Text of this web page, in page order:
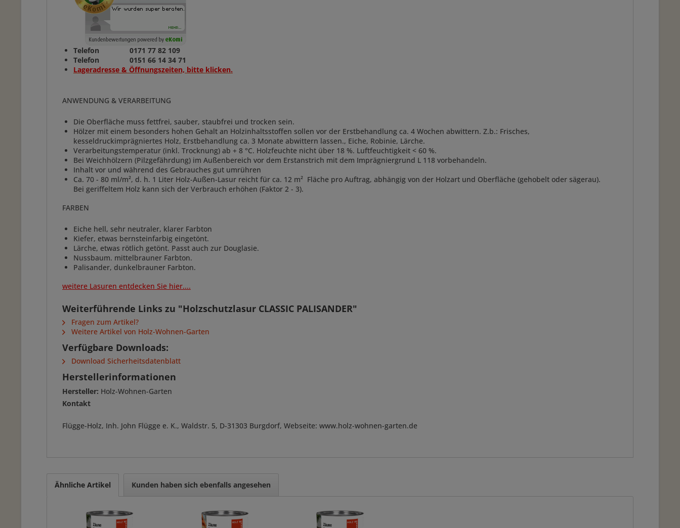
Telefon 0171 77 82 109
Telefon 0151 66 14 34 71
Lageradresse & Öffnungszeiten, bitte klicken.
ANWENDUNG & VERARBEITUNG
Die Oberfläche muss fettfrei, sauber, staubfrei und trocken sein.
Hölzer mit einem besonders hohen Gehalt an Holzinhaltsstoffen sollen vor der Erstbehandlung ca. 4 Wochen abwittern. Z.b.: Frisches,
kesseldruckimprägniertes Holz, Erstbehandlung ca. 3 Monate abwittern lassen., Eiche, Robinie, Lärche.
Verarbeitungstemperatur (inkl. Trocknung) ab + 8 °C. Holzfeuchte nicht über 18 %. Luftfeuchtigkeit < 60 %.
Bei Weichhölzern (Pilzgefährdung) im Außenbereich vor dem Erstanstrich mit dem Imprägniergrund L 118 vorbehandeln.
Inhalt vor und während des Gebrauches gut umrühren
Ca. 70 - 80 ml/m², d. h. 1 Liter Holz-Außen-Lasur reicht für ca. 12 m² Fläche pro Auftrag, abhängig von der Holzart und Oberfläche (gehobelt oder sägerau).
Bei geriffeltem Holz kann sich der Verbrauch erhöhen (Faktor 2 - 3).
FARBEN
Eiche hell, sehr neutraler, klarer Farbton
Kiefer, etwas bernsteinfarbig eingetönt.
Lärche, etwas rötlich getönt. Passt auch zur Douglasie.
Nussbaum. mittelbrauner Farbton.
Palisander, dunkelbrauner Farbton.
weitere Lasuren entdecken Sie hier....
Weiterführende Links zu "Holzschutzlasur CLASSIC PALISANDER"
Fragen zum Artikel?
Weitere Artikel von Holz-Wohnen-Garten
Verfügbare Downloads:
Download Sicherheitsdatenblatt
Herstellerinformationen
Hersteller: Holz-Wohnen-Garten
Kontakt
Flügge-Holz, Inh. John Flügge e. K., Waldstr. 5, D-31303 Burgdorf, Webseite: www.holz-wohnen-garten.de
Ähnliche Artikel Kunden haben sich ebenfalls angesehen